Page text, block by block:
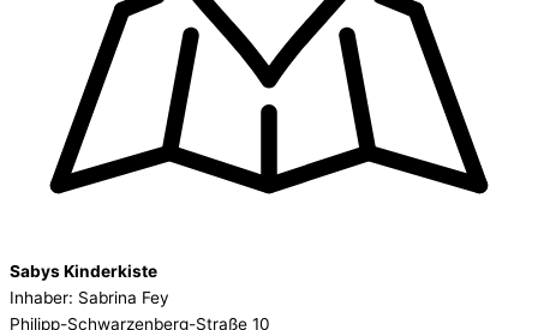
Sabys Kinderkiste
Inhaber: Sabrina Fey
Philipp-Schwarzenberg-Straße 10